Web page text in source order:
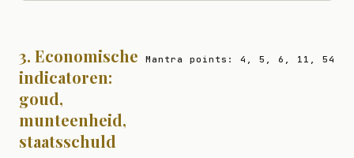
3. Economische
indicatoren:
goud,
munteenheid,
staatsschuld
Mantra points: 4, 5, 6, 11, 54